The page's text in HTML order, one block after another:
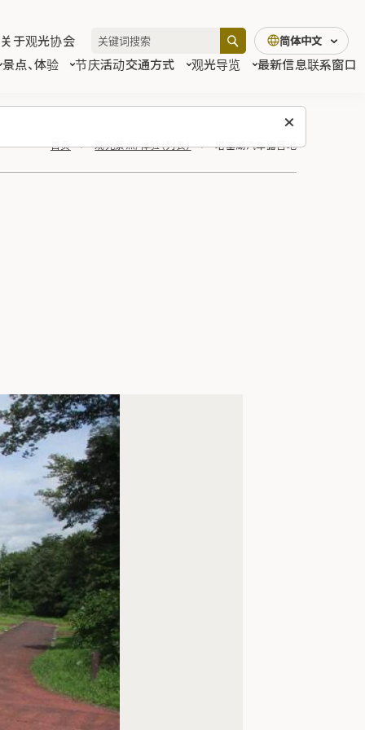
景点、体验 节庆活动交通方式 观光导览 最新信息联系窗口
关于观光协会 简体中文
首页 观光景点/体验（列表） 塔塞湖汽车露营地